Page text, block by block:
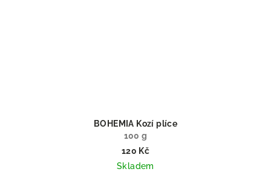
BOHEMIA Kozí plíce
100 g
120 Kč
Skladem